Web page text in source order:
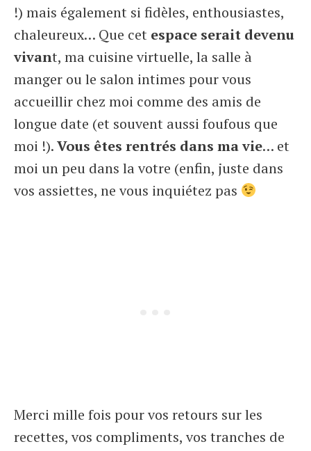
!) mais également si fidèles, enthousiastes,
chaleureux… Que cet espace serait devenu
vivant, ma cuisine virtuelle, la salle à
manger ou le salon intimes pour vous
accueillir chez moi comme des amis de
longue date (et souvent aussi foufous que
moi !).Vous êtes rentrés dans ma vie… et
moi un peu dans la votre (enfin, juste dans
vos assiettes, ne vous inquiétez pas
Merci mille fois pour vos retours sur les
recettes, vos compliments, vos tranches de